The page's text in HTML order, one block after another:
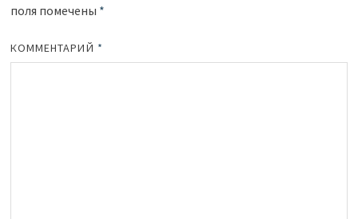
поля помечены *
КОММЕНТАРИЙ *